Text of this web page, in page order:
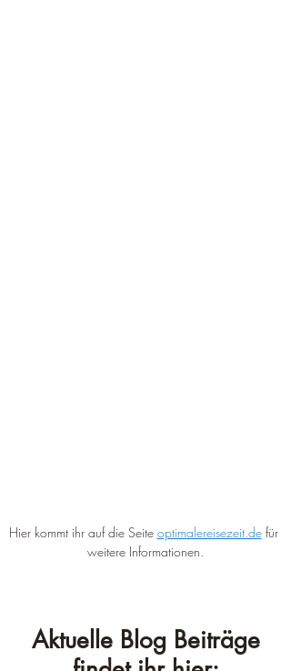
Hier kommt ihr auf die Seite optimalereisezeit.de für
weitere Informationen.
Aktuelle Blog Beiträge